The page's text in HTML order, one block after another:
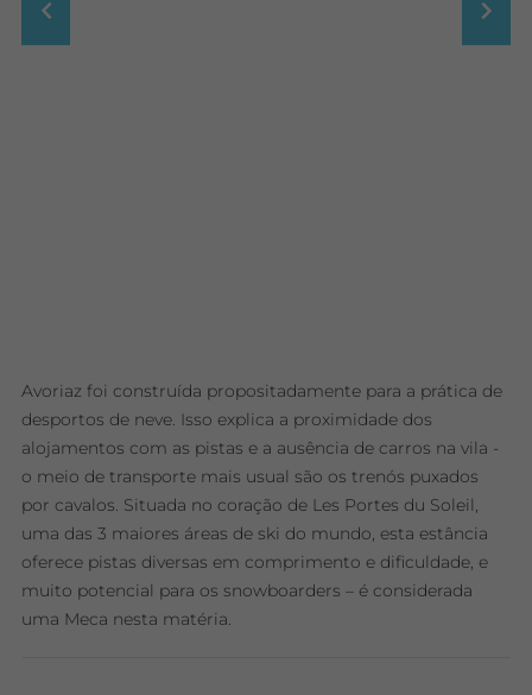
Avoriaz foi construída propositadamente para a prática de
desportos de neve. Isso explica a proximidade dos
alojamentos com as pistas e a ausência de carros na vila -
o meio de transporte mais usual são os trenós puxados
por cavalos. Situada no coração de Les Portes du Soleil,
uma das 3 maiores áreas de ski do mundo, esta estância
oferece pistas diversas em comprimento e dificuldade, e
muito potencial para os snowboarders – é considerada
uma Meca nesta matéria.